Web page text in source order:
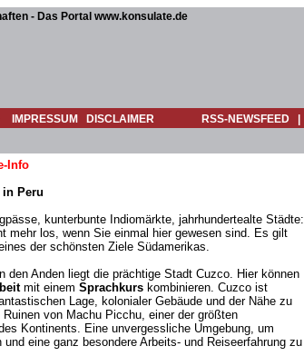
- Das Portal www.konsulate.de
IMPRESSUM DISCLAIMER RSS-NEWSFEED
Info
Peru
kunterbunte Indiomärkte, jahrhundertealte Städte:
mehr los, wenn Sie einmal hier gewesen sind. Es gilt
der schönsten Ziele Südamerikas.
den Anden liegt die prächtige Stadt Cuzco. Hier können
mit einemSprachkurs kombinieren. Cuzco ist
Lage, kolonialer Gebäude und der Nähe zu
Ruinen von Machu Picchu, einer der größten
Kontinents. Eine unvergessliche Umgebung, um
eine ganz besondere Arbeits- und Reiseerfahrung zu